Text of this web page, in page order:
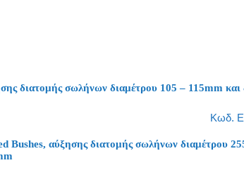
διατομής σωλήνων διαμέτρου 105 – 115mm και
Κωδ.
Bushes, αύξησης διατομής σωλήνων διαμέτρου